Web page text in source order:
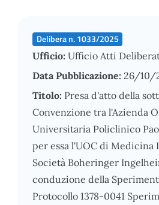
Delibera n. 1033/2025
Ufficio: Ufficio Atti
Data Pubblicazione: 26/10/
Titolo: Presa d'atto della
Convenzione tra l'Azienda
Universitaria Policlinico
per essa l'UOC di Medicina
Società Boheringer
conduzione della
Protocollo 1378-0041